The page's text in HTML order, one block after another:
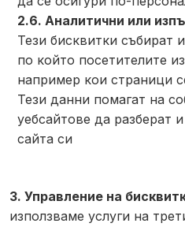
2.6. Аналитични или
Тези бисквитки събират
по който посетителите
например кои страници
Тези данни помагат на
уебсайтове да разберат
сайта си
3. Управление на
използваме услуги на